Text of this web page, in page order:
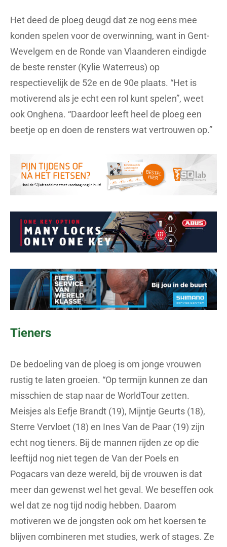
Het deed de ploeg deugd dat ze nog eens mee
konden spelen voor de overwinning, want in Gent-
Wevelgem en de Ronde van Vlaanderen eindigde
de beste renster (Kylie Waterreus) op
respectievelijk de 52e en de 90e plaats. “Het is
motiverend als je echt een rol kunt spelen”, weet
ook Onghena. “Daardoor leeft heel de ploeg een
beetje op en doen de rensters wat vertrouwen op.”
Tieners
De bedoeling van de ploeg is om jonge vrouwen
rustig te laten groeien. “Op termijn kunnen ze dan
misschien de stap naar de WorldTour zetten.
Meisjes als Eefje Brandt (19), Mijntje Geurts (18),
Sterre Vervloet (18) en Ines Van de Paar (19) zijn
echt nog tieners. Bij de mannen rijden ze op die
leeftijd nog niet tegen de Van der Poels en
Pogacars van deze wereld, bij de vrouwen is dat
meer dan gewenst wel het geval. We beseffen ook
wel dat ze nog tijd nodig hebben. Daarom
motiveren we de jongsten ook om het koersen te
blijven combineren met studies, werk of stages. Ze